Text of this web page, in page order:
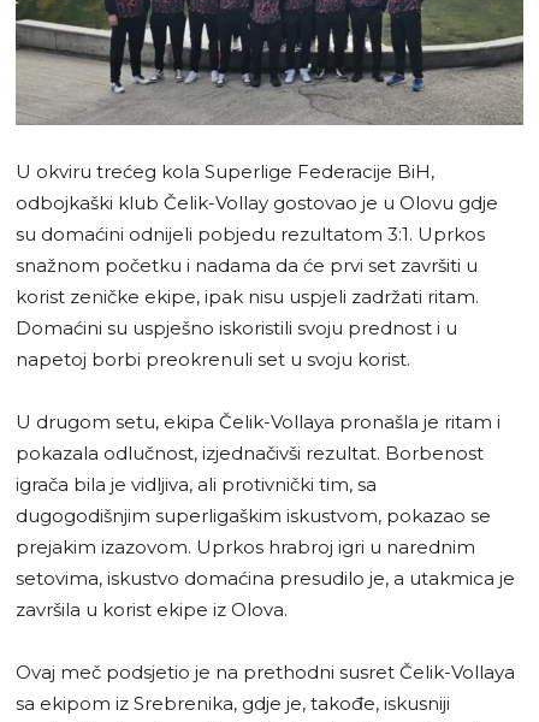
U okviru trećeg kola Superlige Federacije BiH,
odbojkaški klub Čelik-Vollay gostovao je u Olovu gdje
su domaćini odnijeli pobjedu rezultatom 3:1. Uprkos
snažnom početku i nadama da će prvi set završiti u
korist zeničke ekipe, ipak nisu uspjeli zadržati ritam.
Domaćini su uspješno iskoristili svoju prednost i u
napetoj borbi preokrenuli set u svoju korist.
U drugom setu, ekipa Čelik-Vollaya pronašla je ritam i
pokazala odlučnost, izjednačivši rezultat. Borbenost
igrača bila je vidljiva, ali protivnički tim, sa
dugogodišnjim superligaškim iskustvom, pokazao se
prejakim izazovom. Uprkos hrabroj igri u narednim
setovima, iskustvo domaćina presudilo je, a utakmica je
završila u korist ekipe iz Olova.
Ovaj meč podsjetio je na prethodni susret Čelik-Vollaya
sa ekipom iz Srebrenika, gdje je, takođe, iskusniji